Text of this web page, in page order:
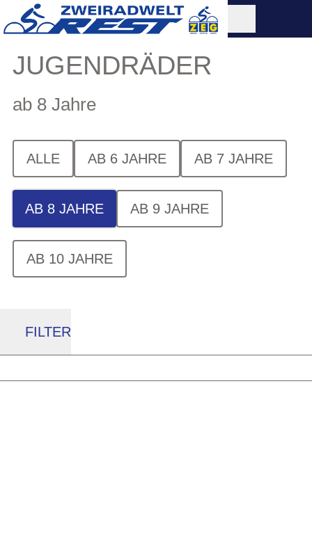
JUGENDRÄDER
ab 8 Jahre
ALLE AB 6 JAHRE AB 7 JAHRE
AB 8 JAHRE AB 9 JAHRE
AB 10 JAHRE
FILTER